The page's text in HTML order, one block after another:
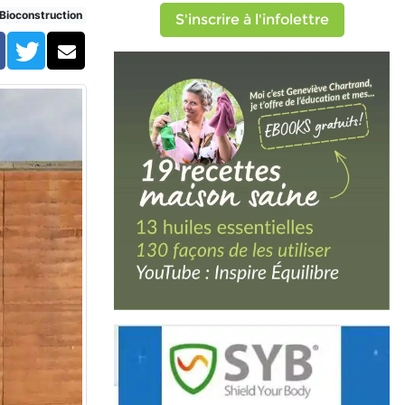
Bioconstruction
TwitterCourriel
S'inscrire à l'infolettre